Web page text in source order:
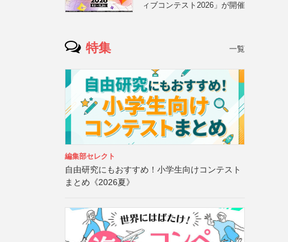
ィブコンテスト2026」が開催
特集 一覧
編集部セレクト
自由研究にもおすすめ！小学生向けコンテスト
まとめ《2026夏》